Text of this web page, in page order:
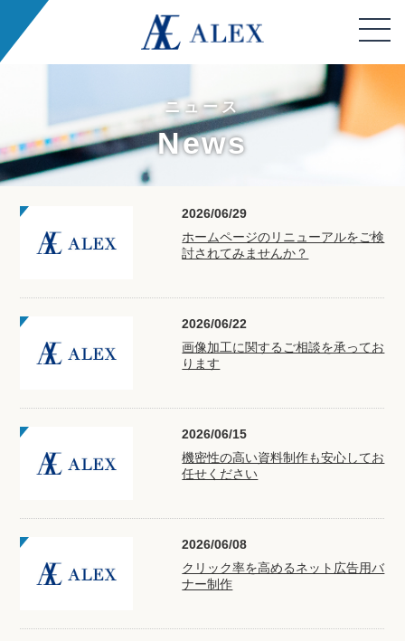
ニュース
News
2026/06/29
ホームページのリニューアルをご検
討されてみませんか？
2026/06/22
画像加工に関するご相談を承ってお
ります
2026/06/15
機密性の高い資料制作も安心してお
任せください
2026/06/08
クリック率を高めるネット広告用バ
ナー制作